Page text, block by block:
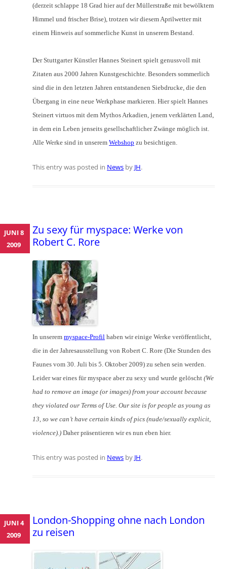
(derzeit schlappe 18 Grad hier auf der Müllerstraße mit bewölktem
Himmel und frischer Brise), trotzen wir diesem Aprilwetter mit
einem Hinweis auf sommerliche Kunst in unserem Bestand.
Der Stuttgarter Künstler Hannes Steinert spielt genussvoll mit
Zitaten aus 2000 Jahren Kunstgeschichte. Besonders sommerlich
sind die in den letzten Jahren entstandenen Siebdrucke, die den
Übergang in eine neue Werkphase markieren. Hier spielt Hannes
Steinert virtuos mit dem Mythos Arkadien, jenem verklärten Land,
in dem ein Leben jenseits gesellschaftlicher Zwänge möglich ist.
Alle Werke sind in unserem Webshop zu besichtigen.
This entry was posted in News by JH.
Zu sexy für myspace: Werke von
Robert C. Rore
In unserem myspace-Profil haben wir einige Werke veröffentlicht,
die in der Jahresausstellung von Robert C. Rore (Die Stunden des
Faunes vom 30. Juli bis 5. Oktober 2009) zu sehen sein werden.
Leider war eines für myspace aber zu sexy und wurde gelöscht (We
had to remove an image (or images) from your account because
they violated our Terms of Use. Our site is for people as young as
13, so we can’t have certain kinds of pics (nude/sexually explicit,
violence).) Daher präsentieren wir es nun eben hier.
This entry was posted in News by JH.
JUNI 8
2009
London-Shopping ohne nach London
zu reisen
JUNI 4
2009